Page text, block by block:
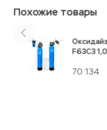
Похожие товары
70 134
F63C3 1,0